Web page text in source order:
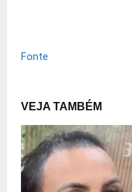
Fonte
VEJA TAMBÉM